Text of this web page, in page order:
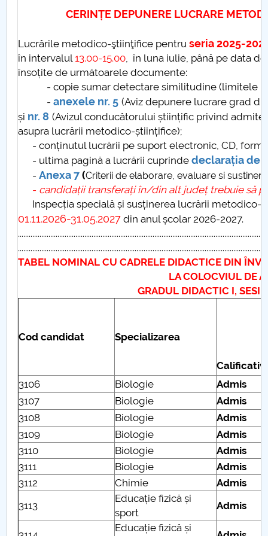
Admitere
Români de pretutindeni - ADMITERE
Senat
Facultăți
Studenți
Ghiduri pentru STUDENȚI
Relații Publice
Relații Internaționale
Protecția datelor personale
UNIVERSITATE pentru comunitate
IOSUD/CSUD-Doctorate
Comisie de etica unversitară
Accesibilitate pentru studenții cu dizabilități
CERINȚE DEPUNERE LUCRARE
Lucrările metodico-ştiinţifice pentruseria 2025-
în intervalul13.00-15.00, în luna iulie, până pe data
însoțite de următoarele documente:
- copie sumar detectare similitudine (limitele
-anexele nr. 5 (Aviz depunere lucrare grad
și nr. 8 (Avizul conducătorului științific privind
asupra lucrării metodico-științifice);
- conținutul lucrării pe suport electronic, CD,
- ultima pagină a lucrării cuprindedeclarația de
-Anexa 7(Criterii de elaborare, evaluare si
- candidații transferați în/din alt județ trebuie să
Inspecția specială și susținerea lucrării metodico-
01.11.2026-31.05.2027 din anul școlar 2026-2027.
TABEL NOMINAL CU CADRELE DIDACTICE DIN
LA COLOCVIUL DE
GRADUL DIDACTIC I, SESIUNEA
Cod candidat Specializarea
Calificativ
3106
Biologie
Admis
3107
Biologie
Admis
3108
Biologie
Admis
3109
Biologie
Admis
3110
Biologie
Admis
3111
Biologie
Admis
3112
Chimie
Admis
3113
Educație fizică și
sport
Admis
Educație fizică și